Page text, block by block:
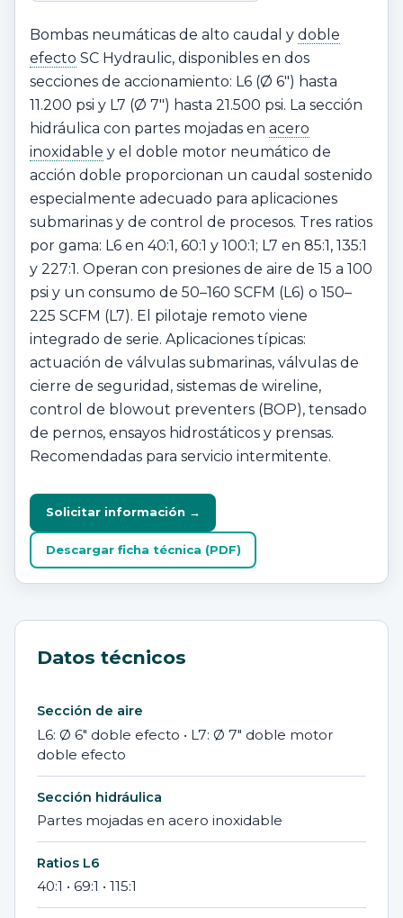
Bombas neumáticas de alto caudal y doble
efecto SC Hydraulic, disponibles en dos
secciones de accionamiento: L6 (Ø 6″) hasta
11.200 psi y L7 (Ø 7″) hasta 21.500 psi. La sección
hidráulica con partes mojadas en acero
inoxidable y el doble motor neumático de
acción doble proporcionan un caudal sostenido
especialmente adecuado para aplicaciones
submarinas y de control de procesos. Tres ratios
por gama: L6 en 40:1, 60:1 y 100:1; L7 en 85:1, 135:1
y 227:1. Operan con presiones de aire de 15 a 100
psi y un consumo de 50–160 SCFM (L6) o 150–
225 SCFM (L7). El pilotaje remoto viene
integrado de serie. Aplicaciones típicas:
actuación de válvulas submarinas, válvulas de
cierre de seguridad, sistemas de wireline,
control de blowout preventers (BOP), tensado
de pernos, ensayos hidrostáticos y prensas.
Recomendadas para servicio intermitente.
Solicitar información →
Descargar ficha técnica (PDF)
Datos técnicos
Sección de aire
L6: Ø 6″ doble efecto • L7: Ø 7″ doble motor
doble efecto
Sección hidráulica
Partes mojadas en acero inoxidable
Ratios L6
40:1 • 69:1 • 115:1